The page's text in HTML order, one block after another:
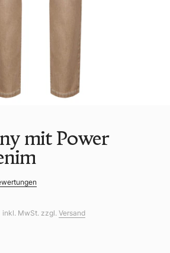
mit Power
inkl. MwSt. zzgl. Versand